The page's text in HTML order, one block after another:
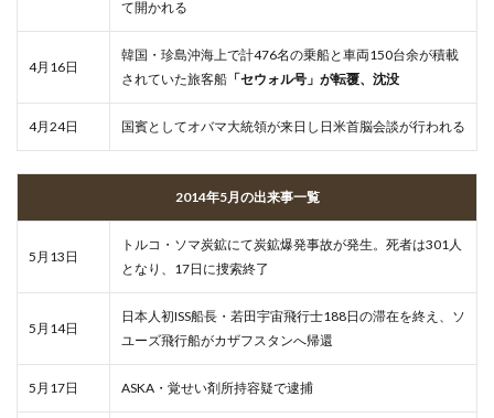
て開かれる
4月16日
韓国・珍島沖海上で計476名の乗船と車両150台余が積載
されていた旅客船 「セウォル号」が転覆、沈没
4月24日 国賓としてオバマ大統領が来日し日米首脳会談が行われる
2014年5月の出来事一覧
5月13日
トルコ・ソマ炭鉱にて炭鉱爆発事故が発生。死者は301人
となり、17日に捜索終了
5月14日
日本人初ISS船長・若田宇宙飛行士188日の滞在を終え、ソ
ユーズ飛行船がカザフスタンへ帰還
5月17日 ASKA・覚せい剤所持容疑で逮捕